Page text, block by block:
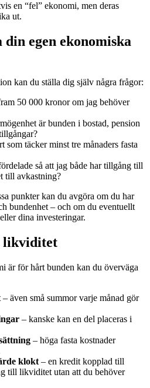
en “fel” ekonomi, men deras
ut.
din egen ekonomiska
kan du ställa dig själv några frågor:
50 000 kronor om jag behöver
är bunden i bostad, pension
täcker minst tre månaders fasta
så att jag både har tillgång till
till avkastning?
punkter kan du avgöra om du har
bundenhet – och om du eventuellt
dina investeringar.
likviditet
är för hårt bunden kan du överväga
– även små summor varje månad gör
– kanske kan en del placeras i
– höga fasta kostnader
klokt – en kredit kopplad till
till likviditet utan att du behöver